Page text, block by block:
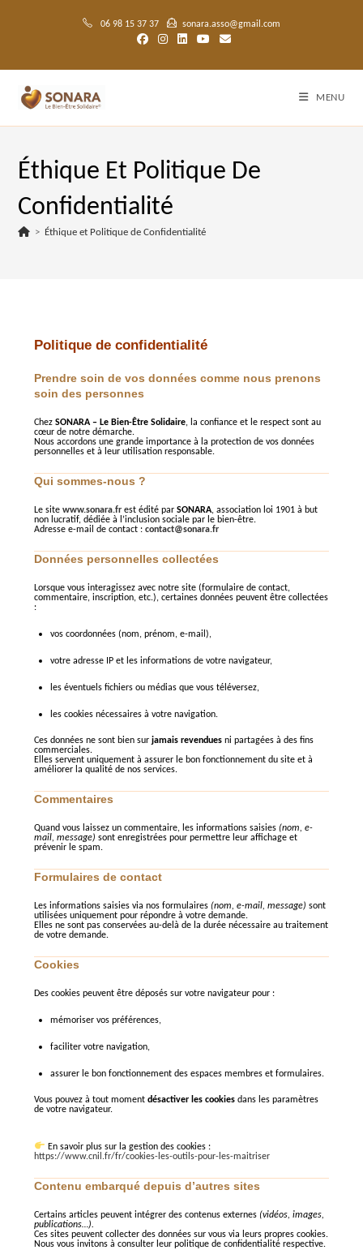
06 98 15 37 37 sonara.asso@gmail.com
MENU
Éthique Et Politique De
Confidentialité
> Éthique et Politique de Confidentialité
Politique de confidentialité
Prendre soin de vos données comme nous prenons
soin des personnes
ChezSONARA – Le Bien-Être Solidaire, la confiance et le respect sont au
cœur de notre démarche.
Nous accordons une grande importance à la protection de vos données
personnelles et à leur utilisation responsable.
Qui sommes-nous ?
Le sitewww.sonara.fr est édité parSONARA, association loi 1901 à but
non lucratif, dédiée à l’inclusion sociale par le bien-être.
Adresse e-mail de contact :contact@sonara.fr
Données personnelles collectées
Lorsque vous interagissez avec notre site (formulaire de contact,
commentaire, inscription, etc.), certaines données peuvent être collectées
:
vos coordonnées (nom, prénom, e-mail),
votre adresse IP et les informations de votre navigateur,
les éventuels fichiers ou médias que vous téléversez,
les cookies nécessaires à votre navigation.
Ces données ne sont bien surjamais revendues ni partagées à des fins
commerciales.
Elles servent uniquement à assurer le bon fonctionnement du site et à
améliorer la qualité de nos services.
Commentaires
Quand vous laissez un commentaire, les informations saisies (nom, e-
mail, message) sont enregistrées pour permettre leur affichage et
prévenir le spam.
Formulaires de contact
Les informations saisies via nos formulaires (nom, e-mail, message) sont
utilisées uniquement pour répondre à votre demande.
Elles ne sont pas conservées au-delà de la durée nécessaire au traitement
de votre demande.
Cookies
Des cookies peuvent être déposés sur votre navigateur pour :
mémoriser vos préférences,
faciliter votre navigation,
assurer le bon fonctionnement des espaces membres et formulaires.
Vous pouvez à tout momentdésactiver les cookies dans les paramètres
de votre navigateur.
En savoir plus sur la gestion des cookies :
https://www.cnil.fr/fr/cookies-les-outils-pour-les-maitriser
Contenu embarqué depuis d’autres sites
Certains articles peuvent intégrer des contenus externes (vidéos, images,
publications…).
Ces sites peuvent collecter des données sur vous via leurs propres cookies.
Nous vous invitons à consulter leur politique de confidentialité respective.